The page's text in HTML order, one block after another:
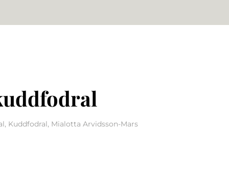
Kuddfodral, Mialotta Arvidsson-Mars